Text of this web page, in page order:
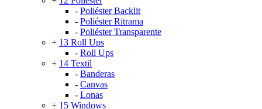
- Poliéster Backlit
- Poliéster Ritrama
- Poliéster Transparente
+ 13 Roll Ups
- Roll Ups
+ 14 Textil
- Banderas
- Canvas
- Lonas
+ 15 Windows